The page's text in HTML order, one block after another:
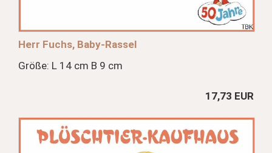
Herr Fuchs, Baby-Rassel
Größe: L 14 cm B 9 cm
17,73 EUR